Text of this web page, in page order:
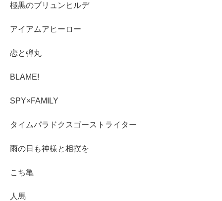
極黒のブリュンヒルデ
アイアムアヒーロー
恋と弾丸
BLAME!
SPY×FAMILY
タイムパラドクスゴーストライター
雨の日も神様と相撲を
こち亀
人馬